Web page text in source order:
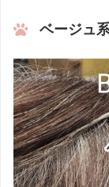
ベージュ